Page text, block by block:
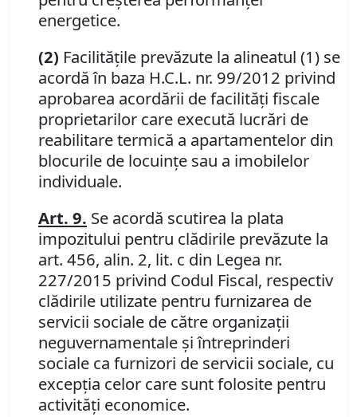
energetice.
(2) Facilităţile prevăzute la alineatul (1) se
acordă în baza H.C.L. nr. 99/2012 privind
aprobarea acordării de facilităţi fiscale
proprietarilor care execută lucrări de
reabilitare termică a apartamentelor din
blocurile de locuinţe sau a imobilelor
individuale.
Art. 9. Se acordă scutirea la plata
impozitului pentru clădirile prevăzute la
art. 456, alin. 2, lit. c din Legea nr.
227/2015 privind Codul Fiscal, respectiv
clădirile utilizate pentru furnizarea de
servicii sociale de către organizaţii
neguvernamentale şi întreprinderi
sociale ca furnizori de servicii sociale, cu
excepţia celor care sunt folosite pentru
activităţi economice.